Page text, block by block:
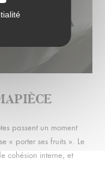
passent un moment
« porter ses fruits ». Le
cohésion interne, et